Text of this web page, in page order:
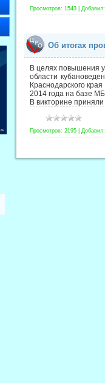
Просмотров: 1543 Добавил:
Об итогах
В целях повышения
области
Краснодарского
2014 года на базе
В викторине
Просмотров: 2195 Добавил: